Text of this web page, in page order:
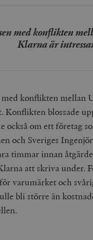
med konflikten
Klarna är
med konflikten mellan
Konflikten blossade
också om ett företag
och Sveriges
timmar innan
att skriva under.
varumärket och
bli större än